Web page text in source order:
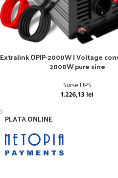
Extralink OPIP-2000W | Voltage
2000W pure sine
Surse UPS
1.226,13 lei
PLATA ONLINE